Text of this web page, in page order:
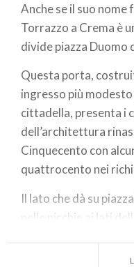
Anche se il suo nome
Torrazzo a Crema è
divide piazza Duomo
Questa porta,
ingresso più
cittadella, presenta i
dell’architettura
Cinquecento con
quattrocento nei
Il lato che dà su
nelle nicchie ai lati
riquadro centrale è